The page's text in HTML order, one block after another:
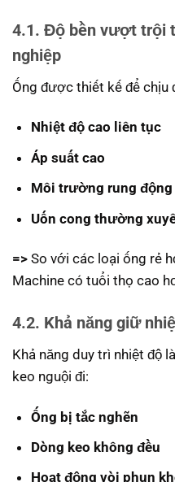
4.1. Độ bền vượt trội
nghiệp
Ống được thiết kế để chịu
Nhiệt độ cao liên tục
Áp suất cao
Môi trường rung động
Uốn cong thường
=> So với các loại ống rẻ
Machine có tuổi thọ cao
4.2. Khả năng giữ
Khả năng duy trì nhiệt độ
keo nguội đi:
Ống bị tắc nghẽn
Dòng keo không đều
Hoạt động vòi phun